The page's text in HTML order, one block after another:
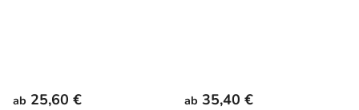
ab 25,60 € ab 35,40 €